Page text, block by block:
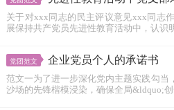
关于对xxx同志的民主评议意见xxx同志
展保持共产党员先进性教育活动中，认识
党团范文 企业党员个人的承诺书
范文一为了进一步深化党内主题实践勾当
沙场的先锋楷模浸染，确保全局&ldquo;